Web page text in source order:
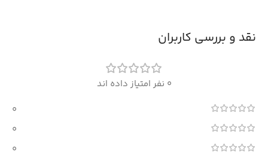
نقد و بررسی کاربران
0 نفر امتیاز داده اند
0
0
0